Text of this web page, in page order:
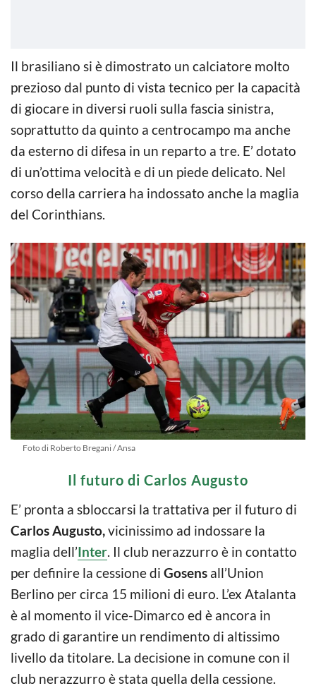
Il brasiliano si è dimostrato un calciatore molto
prezioso dal punto di vista tecnico per la capacità
di giocare in diversi ruoli sulla fascia sinistra,
soprattutto da quinto a centrocampo ma anche
da esterno di difesa in un reparto a tre. E’ dotato
di un’ottima velocità e di un piede delicato. Nel
corso della carriera ha indossato anche la maglia
del Corinthians.
Foto di Roberto Bregani / Ansa
Il futuro di Carlos Augusto
E’ pronta a sbloccarsi la trattativa per il futuro di
Carlos Augusto,vicinissimo ad indossare la
maglia dell’Inter. Il club nerazzurro è in contatto
per definire la cessione di Gosens all’Union
Berlino per circa 15 milioni di euro. L’ex Atalanta
è al momento il vice-Dimarco ed è ancora in
grado di garantire un rendimento di altissimo
livello da titolare. La decisione in comune con il
club nerazzurro è stata quella della cessione.